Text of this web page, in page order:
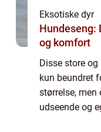
Eksotiske dyr
Hundeseng:
og komfort
Disse store
kun beundret
størrelse, men
udseende og